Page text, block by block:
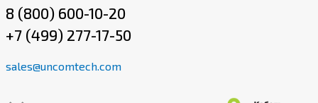
8 (800) 600-10-20
+7 (499) 277-17-50
sales@uncomtech.com